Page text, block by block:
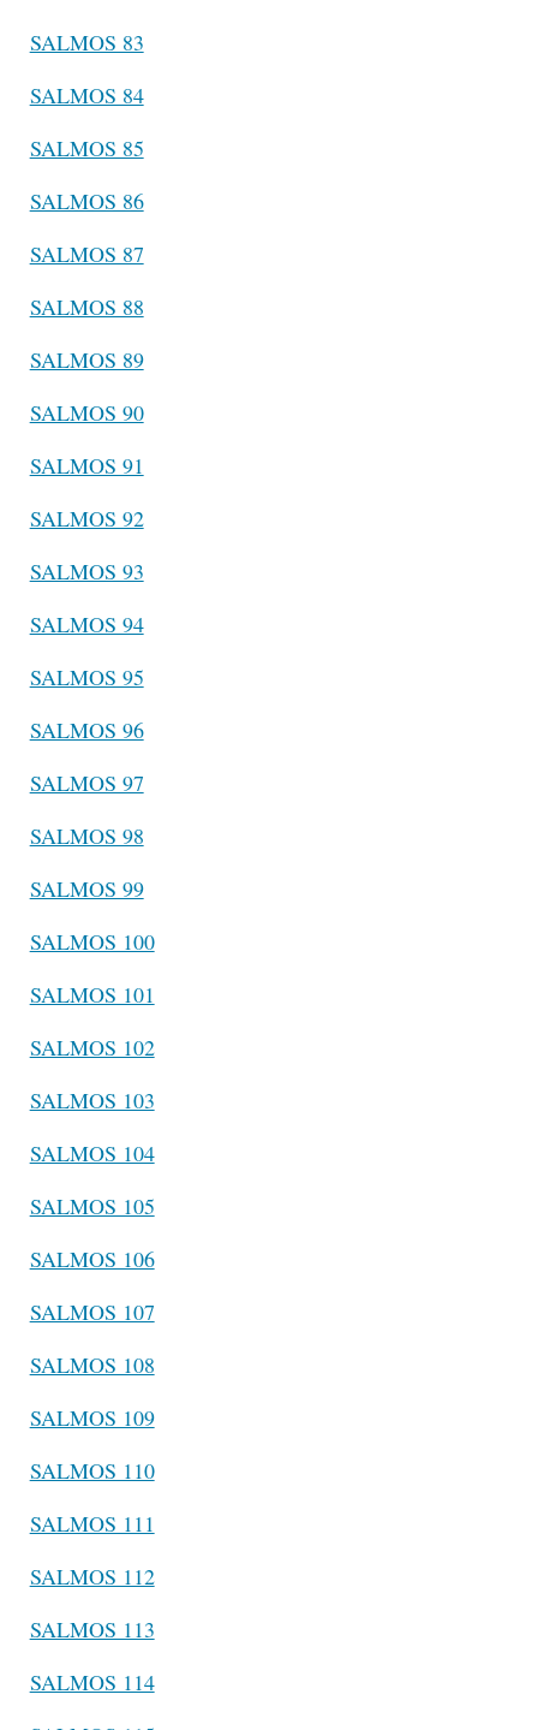
SALMOS 83
SALMOS 84
SALMOS 85
SALMOS 86
SALMOS 87
SALMOS 88
SALMOS 89
SALMOS 90
SALMOS 91
SALMOS 92
SALMOS 93
SALMOS 94
SALMOS 95
SALMOS 96
SALMOS 97
SALMOS 98
SALMOS 99
SALMOS 100
SALMOS 101
SALMOS 102
SALMOS 103
SALMOS 104
SALMOS 105
SALMOS 106
SALMOS 107
SALMOS 108
SALMOS 109
SALMOS 110
SALMOS 111
SALMOS 112
SALMOS 113
SALMOS 114